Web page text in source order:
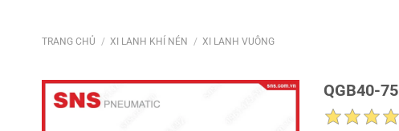
TRANG CHỦ / XI LANH KHÍ NÉN / XI LANH VUÔNG
QGB40-